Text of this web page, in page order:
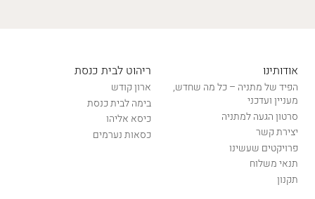
אודותינו
הפיד של מתניה – כל מה שחדש,
מעניין ועדכני
סרטון הגעה למתניה
יצירת קשר
פרויקטים שעשינו
תנאי משלוח
תקנון
ריהוט לבית כנסת
ארון קודש
בימה לבית כנסת
כיסא אליהו
כסאות נערמים